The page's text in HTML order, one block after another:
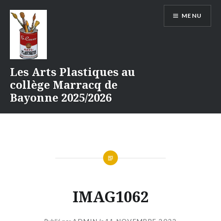
contenu
Les Arts Plastiques au
collège Marracq de
Bayonne 2025/2026
MENU
IMAG1062